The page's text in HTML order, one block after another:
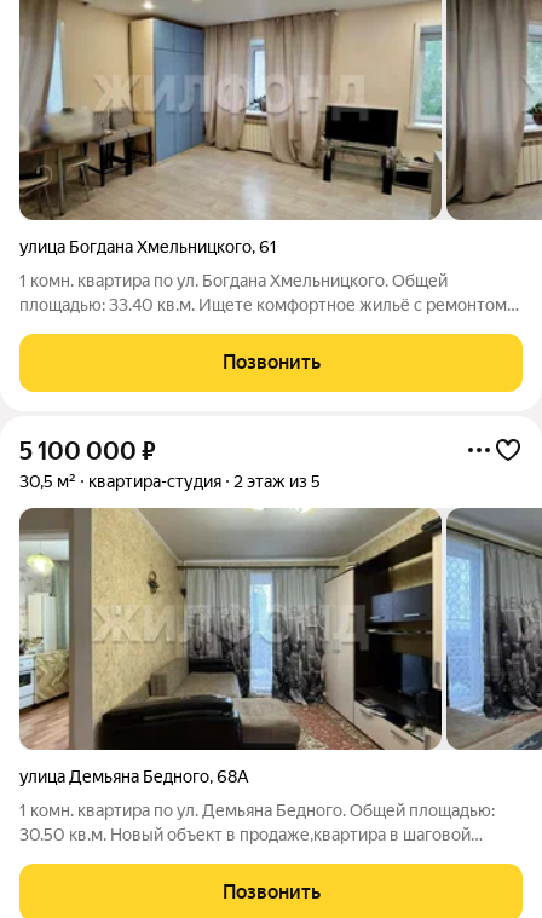
улица Богдана Хмельницкого,61
1 комн. квартира по ул. Богдана Хмельницкого. Общей
площадью: 33.40 кв.м. Ищете комфортное жильё с ремонтом!?
Предлагается на продажу светлая и уютная квартира. В
квартире выполнены следующие
Позвонить
5 100 000 ₽
30,5 м² квартира-студия 2 этаж из 5
улица Демьяна Бедного,68А
1 комн. квартира по ул. Демьяна Бедного. Общей площадью:
30.50 кв.м. Новый объект в продаже,квартира в шаговой
Ипподромской в любую часть города. Квартира подходит для
личного проживания,так же
Позвонить